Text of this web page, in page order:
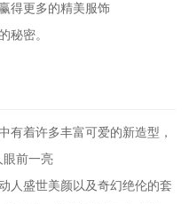
得更多的精美服饰
秘密。
有着许多丰富可爱的新造型，
眼前一亮
人盛世美颜以及奇幻绝伦的套